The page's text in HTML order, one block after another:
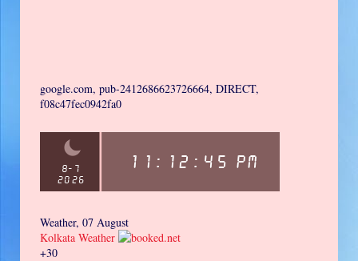
google.com, pub-2412686623726664, DIRECT,
f08c47fec0942fa0
Weather, 07 August
Kolkata Weather
+30